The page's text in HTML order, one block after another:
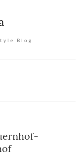
Blog